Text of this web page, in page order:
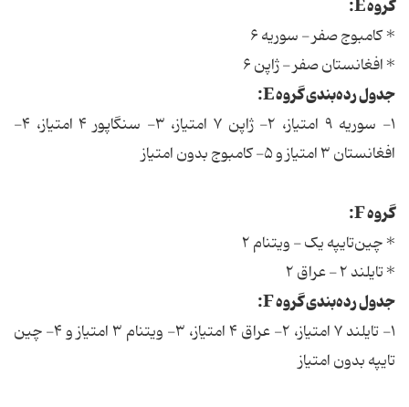
گروه E:
* کامبوج صفر - سوریه ۶
* افغانستان صفر - ژاپن ۶
جدول رده‌بندی گروه E:
۱- سوریه ۹ امتیاز، ۲- ژاپن ۷ امتیاز، ۳- سنگاپور ۴ امتیاز، ۴-
افغانستان ۳ امتیاز و ۵- کامبوج بدون امتیاز
گروه F:
* چین‌تایپه یک - ویتنام ۲
* تایلند ۲ - عراق ۲
جدول رده‌بندی گروه F:
۱- تایلند ۷ امتیاز، ۲- عراق ۴ امتیاز، ۳- ویتنام ۳ امتیاز و ۴- چین
تایپه بدون امتیاز